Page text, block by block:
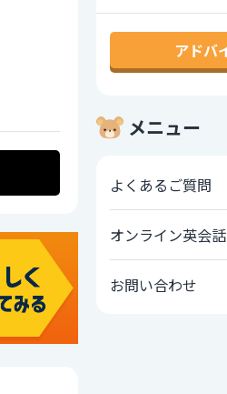
アドバ
メニュー
よくあるご質問
オンライン英会
お問い合わせ